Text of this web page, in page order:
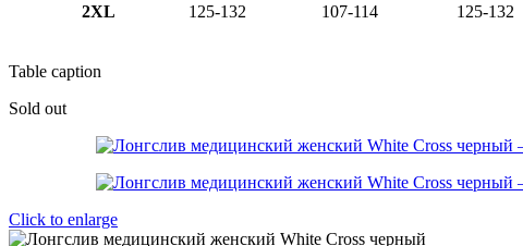
2XL
125-132 107-114 125-132
Table caption
Sold out
Click to enlarge